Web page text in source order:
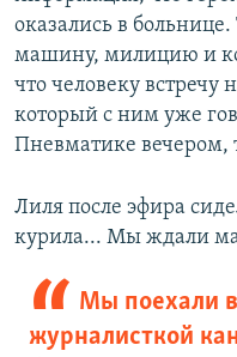
оказались в
машину, милицию и
что человеку встречу
который с ним уже
Пневматике вечером,
Лиля после эфира
курила... Мы ждали
Мы поехали
журналисткой